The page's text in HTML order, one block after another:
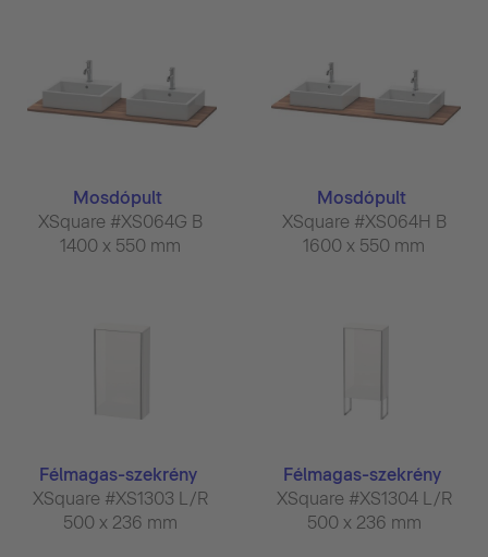
Mosdópult
XSquare #XS064G B
1400 x 550 mm
Mosdópult
XSquare #XS064H B
1600 x 550 mm
Félmagas-szekrény
XSquare #XS1303 L/R
500 x 236 mm
Félmagas-szekrény
XSquare #XS1304 L/R
500 x 236 mm